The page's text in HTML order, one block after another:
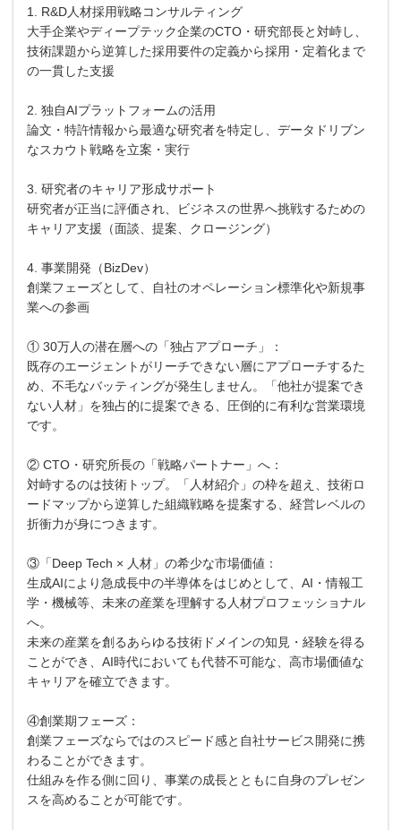
1. R&D人材採用戦略コンサルティング
大手企業やディープテック企業のCTO・研究部長と対峙し、
技術課題から逆算した採用要件の定義から採用・定着化まで
の一貫した支援
2. 独自AIプラットフォームの活用
論文・特許情報から最適な研究者を特定し、データドリブン
なスカウト戦略を立案・実行
3. 研究者のキャリア形成サポート
研究者が正当に評価され、ビジネスの世界へ挑戦するための
キャリア支援（面談、提案、クロージング）
4. 事業開発（BizDev）
創業フェーズとして、自社のオペレーション標準化や新規事
業への参画
① 30万人の潜在層への「独占アプローチ」：
既存のエージェントがリーチできない層にアプローチするた
め、不毛なバッティングが発生しません。「他社が提案でき
ない人材」を独占的に提案できる、圧倒的に有利な営業環境
です。
② CTO・研究所長の「戦略パートナー」へ：
対峙するのは技術トップ。「人材紹介」の枠を超え、技術ロ
ードマップから逆算した組織戦略を提案する、経営レベルの
折衝力が身につきます。
③「Deep Tech × 人材」の希少な市場価値：
生成AIにより急成長中の半導体をはじめとして、AI・情報工
学・機械等、未来の産業を理解する人材プロフェッショナル
へ。
未来の産業を創るあらゆる技術ドメインの知見・経験を得る
ことができ、AI時代においても代替不可能な、高市場価値な
キャリアを確立できます。
④創業期フェーズ：
創業フェーズならではのスピード感と自社サービス開発に携
わることができます。
仕組みを作る側に回り、事業の成長とともに自身のプレゼン
スを高めることが可能です。